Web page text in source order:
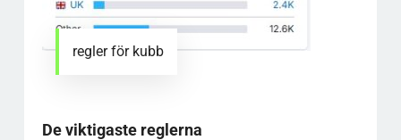
regler för kubb
De viktigaste reglerna